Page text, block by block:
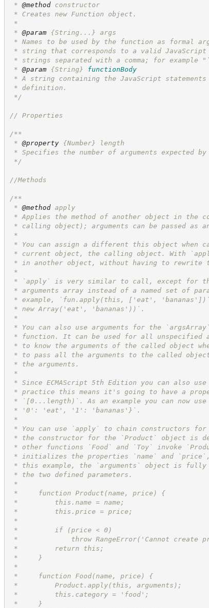
* @method constructor
* Creates new Function object.
*
* @param {String...} args
* Names to be used by the function as formal
* string that corresponds to a valid
* strings separated with a comma; for
* @param {String}
functionBody
* A string containing the JavaScript
* definition.
*/
// Properties
/**
* @property {Number}
length
* Specifies the number of arguments expected
*/
//Methods
/**
* @method apply
* Applies the method of another object in the
* calling object); arguments can be passed as
*
* You can assign a different this object
* current object, the calling object. With
* in another object, without having to rewrite
*
* `apply` is very similar to call, except for the
* arguments array instead of a named set of
* example, `fun.apply(this, ['eat',
* new Array('eat', 'bananas'))`.
*
* You can also use arguments for the
* function. It can be used for all unspecified
* to know the arguments of the called object
* to pass all the arguments to the called
* the arguments.
*
* Since ECMAScript 5th Edition you can also
* practice this means it's going to have a
* `[0...length)`. As an example you can now
* '0': 'eat', '1': 'bananas'}`.
*
* You can use `apply` to chain constructors
* the constructor for the `Product` object is
* other functions `Food` and `Toy` invoke
* initializes the properties `name` and
* this example, the `arguments` object is fully
* the two defined parameters.
*
*     function Product(name, price) {
*         this.name = name;
*         this.price = price;
*
*         if (price < 0)
*             throw RangeError('Cannot
*         return this;
*     }
*
*     function Food(name, price) {
*         Product.apply(this, arguments);
*         this.category = 'food';
*     }